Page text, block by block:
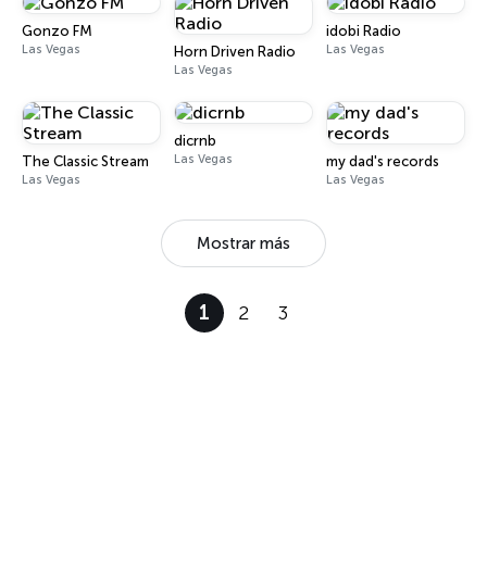
Gonzo FM
Las Vegas Horn Driven Radio
Las Vegas
idobi Radio
Las Vegas
The Classic Stream
Las Vegas
dicrnb
Las Vegas my dad's records
Las Vegas
Mostrar más
1 2 3